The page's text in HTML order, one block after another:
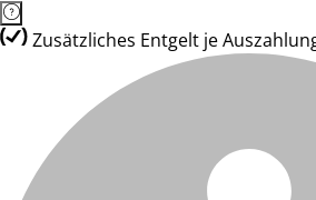
Zusätzliches Entgelt je